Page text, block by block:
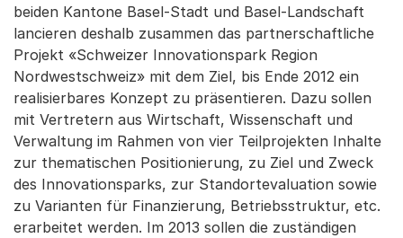
beiden Kantone Basel-Stadt und Basel-Landschaft
lancieren deshalb zusammen das partnerschaftliche
Projekt «Schweizer Innovationspark Region
Nordwestschweiz» mit dem Ziel, bis Ende 2012 ein
realisierbares Konzept zu präsentieren. Dazu sollen
mit Vertretern aus Wirtschaft, Wissenschaft und
Verwaltung im Rahmen von vier Teilprojekten Inhalte
zur thematischen Positionierung, zu Ziel und Zweck
des Innovationsparks, zur Standortevaluation sowie
zu Varianten für Finanzierung, Betriebsstruktur, etc.
erarbeitet werden. Im 2013 sollen die zuständigen